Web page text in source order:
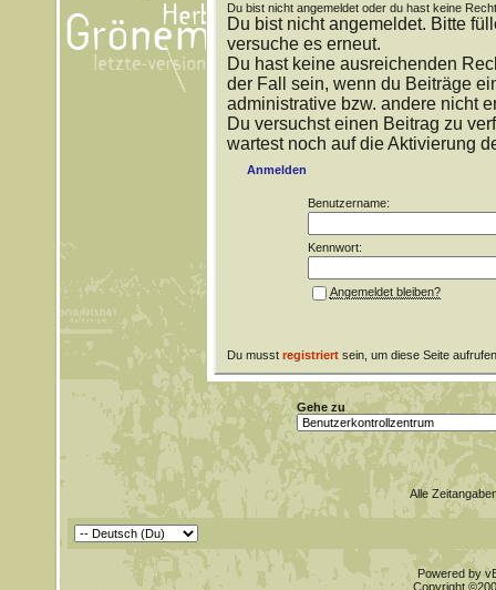
Du bist nicht angemeldet oder du hast keine
Du bist nicht angemeldet. Bitte
versuche es erneut.
Du hast keine ausreichenden
der Fall sein, wenn du Beiträge
administrative bzw. andere nicht
Du versuchst einen Beitrag zu
wartest noch auf die Aktivierung
Anmelden
Benutzername:
Kennwort:
Angemeldet bleiben?
Du musst registriertsein, um diese Seite
Gehe zu
Alle
Powered by
Copyright